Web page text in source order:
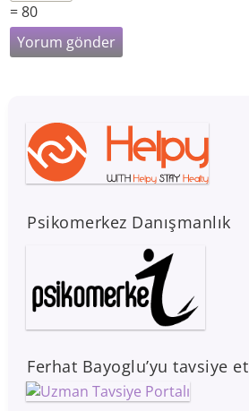
= 80
Psikomerkez Danışmanlık
Ferhat Bayoglu’yu tavsiye et